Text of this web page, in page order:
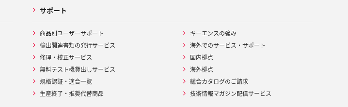
サポート
商品別ユーザーサポート
輸出関連書類の発行サービス
修理・校正サービス
無料テスト機貸出しサービス
規格認証・適合一覧
生産終了・推奨代替商品
キーエンスの強み
海外でのサービス・サポート
国内拠点
海外拠点
総合カタログのご請求
技術情報マガジン配信サービス